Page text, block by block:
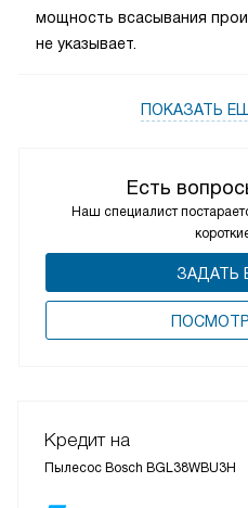
Есть
Наш специалист
ЗАДАТЬ
мощность всасывания
не указывает.
ПОКАЗАТЬ
Кредит на
Пылесос Bosch BGL38WBU3H